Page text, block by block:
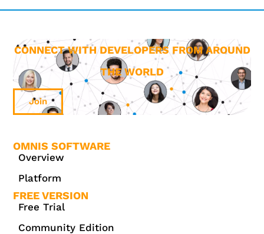
CONNECT WITH DEVELOPERS FROM AROUND
THE WORLD
Join
OMNIS SOFTWARE
Overview
Platform
FREE VERSION
Free Trial
Community Edition